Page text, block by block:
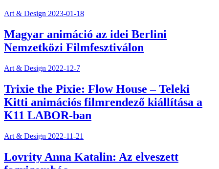
Art & Design 2023-01-18
Magyar animáció az idei Berlini
Nemzetközi Filmfesztiválon
Art & Design 2022-12-7
Trixie the Pixie: Flow House – Teleki
Kitti animációs filmrendező kiállítása a
K11 LABOR-ban
Art & Design 2022-11-21
Lovrity Anna Katalin: Az elveszett